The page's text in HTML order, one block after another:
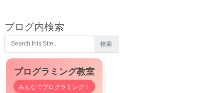
ブログ内検索
プログラミング教室
みんなでプログラミング！